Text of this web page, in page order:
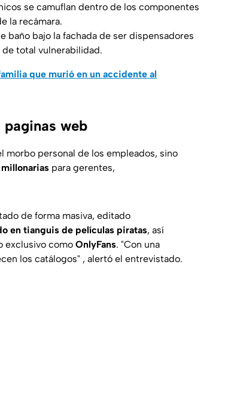
se camuflan dentro de los componentes
la recámara.
baño bajo la fachada de ser dispensadores
total vulnerabilidad.
que murió en un accidente al
web
morbo personal de los empleados, sino
para gerentes,
de forma masiva, editado
en tianguis de películas piratas, así
exclusivo como OnlyFans. "Con una
los catálogos" , alertó el entrevistado.